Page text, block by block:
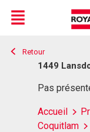
Live
En Direct
Menu
Retour
1449
Pas
Accueil
Coquitlam